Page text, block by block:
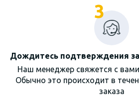
3
Дождитесь подтверждения
Наш менеджер свяжется с
Обычно это происходит в
заказа